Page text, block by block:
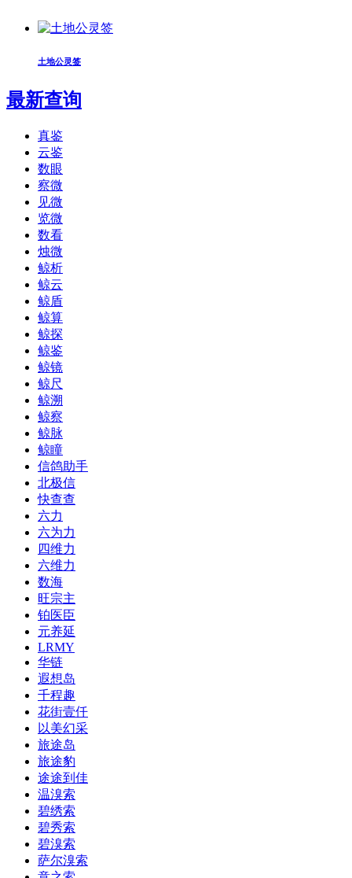
土地公灵签
最新查询
真鉴
云鉴
数眼
察微
见微
览微
数看
烛微
鲸析
鲸云
鲸盾
鲸算
鲸探
鲸鉴
鲸镜
鲸尺
鲸溯
鲸察
鲸脉
鲸瞳
信鸽助手
北极信
快查查
六力
六为力
四维力
六维力
数海
旺宗主
铂医臣
元养延
LRMY
华链
遐想岛
千程趣
花街壹仟
以美幻采
旅途岛
旅途豹
途途到佳
温溴索
碧绣索
碧秀索
碧溴索
萨尔溴索